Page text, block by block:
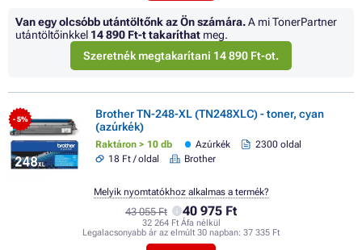
Van egy olcsóbb utántöltőnk az Ön számára.A mi TonerPartner
utántöltőinkkel 14 890 Ft-t takaríthat meg.
Szeretnék megtakarítani 14 890 Ft-ot.
- 5%
Brother TN-248-XL (TN248XLC) - toner, cyan
(azúrkék)
Raktáron > 10 db Azúrkék
2300 oldal
18 Ft / oldal
Brother
43 055 Ft 40 975 Ft
32 264 Ft Áfa nélkül
Legalacsonyabb ár az elmúlt 30 napban: 37 335 Ft
Melyik nyomtatókhoz alkalmas a termék?